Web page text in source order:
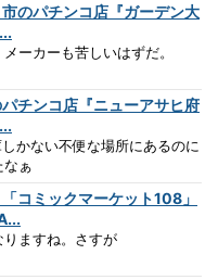
市のパチンコ店『ガーデン大
ーカーも苦しいはずだ。
パチンコ店『ニューアサヒ府
かない不便な場所にあるのに
ぁ
コミックマーケット108」
ますね。さすが